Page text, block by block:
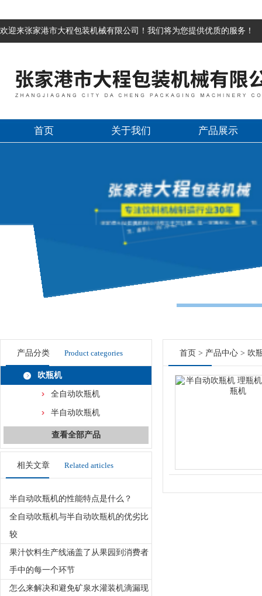
欢迎来张家港市大程包装机械有限公司！我们将为您提供优质的服务！
首页 关于我们 产品展示
产品分类 Product categories
吹瓶机
全自动吹瓶机
半自动吹瓶机
查看全部产品
相关文章 Related articles
半自动吹瓶机的性能特点是什么？
全自动吹瓶机与半自动吹瓶机的优劣比
较
果汁饮料生产线涵盖了从果园到消费者
手中的每一个环节
怎么来解决和避免矿泉水灌装机滴漏现
首页 > 产品中心 > 吹